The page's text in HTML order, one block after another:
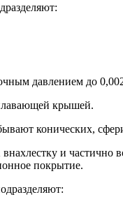
давлением до
крышей.
конических,
и
покрытие.